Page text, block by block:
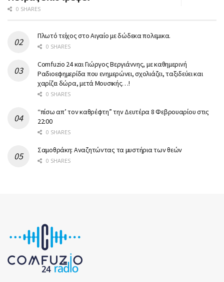
0 SHARES
Πλωτό τείχος στο Αιγαίο με δώδεκα πολεμικα.
0 SHARES
Comfuzio 24 και Γιώργος Βεργιάννης, με καθημερινή
Ραδιοεφημερίδα που ενημερώνει, σχολιάζει, ταξιδεύει και
χαρίζει δώρα, μετά Μουσικής…!
0 SHARES
“πίσω απ’ τον καθρέφτη” την Δευτέρα 8 Φεβρουαρίου στις
22:00
0 SHARES
Σαμοθράκη: Αναζητώντας τα μυστήρια των θεών
0 SHARES